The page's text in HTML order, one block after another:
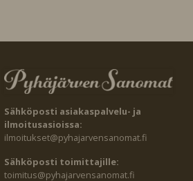
Sähköposti asiakaspalvelu- ja
ilmoitusasioissa:
ilmoitukset@pyhajarvensanomat.fi
Sähköposti toimittajille:
toimitus@pyhajarvensanomat.fi